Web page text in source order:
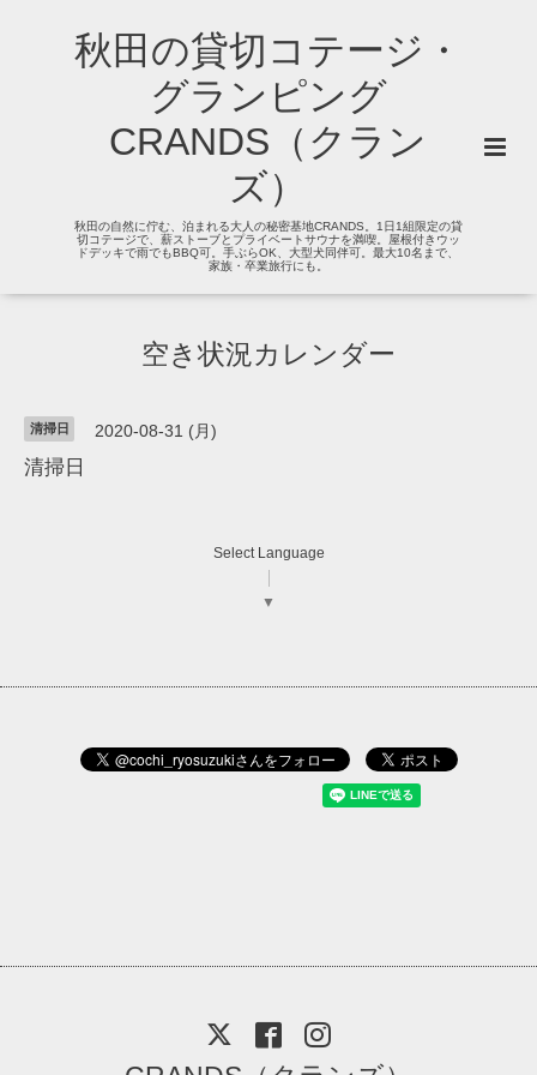
秋田の貸切コテージ・
グランピング
CRANDS（クラン
ズ）
秋田の自然に佇む、泊まれる大人の秘密基地CRANDS。1日1組限定の貸
切コテージで、薪ストーブとプライベートサウナを満喫。屋根付きウッ
ドデッキで雨でもBBQ可。手ぶらOK、大型犬同伴可。最大10名まで、
家族・卒業旅行にも。
空き状況カレンダー
清掃日 2020-08-31 (月)
清掃日
Select Language
▼